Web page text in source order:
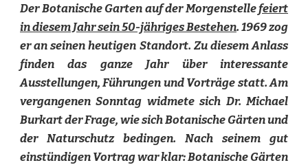
Der Botanische Garten auf der Morgenstellefeiert
in diesem Jahr sein 50-jähriges Bestehen. 1969 zog
er an seinen heutigen Standort. Zu diesem Anlass
finden das ganze Jahr über interessante
Ausstellungen, Führungen und Vorträge statt. Am
vergangenen Sonntag widmete sich Dr. Michael
Burkart der Frage, wie sich Botanische Gärten und
der Naturschutz bedingen. Nach seinem gut
einstündigen Vortrag war klar: Botanische Gärten